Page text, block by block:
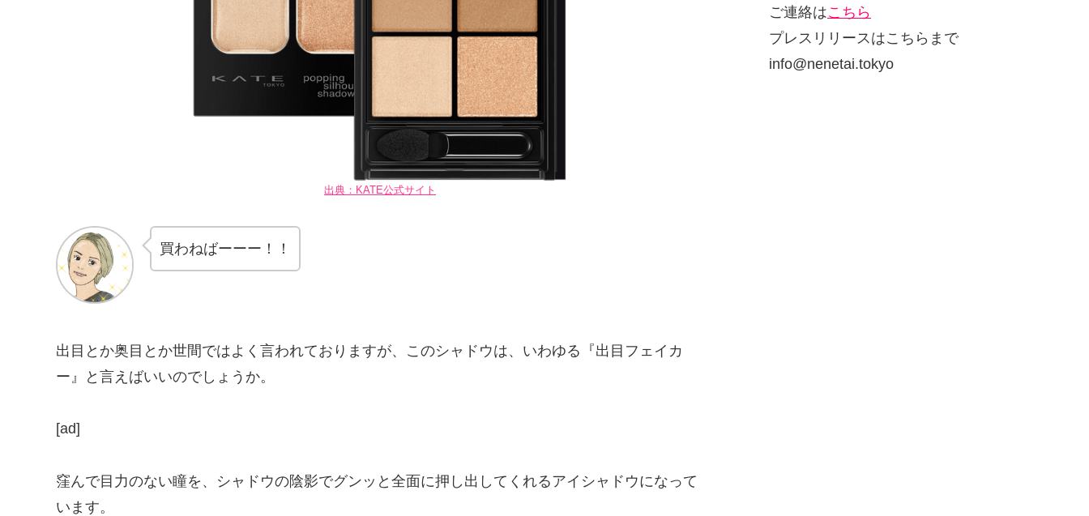
出典：KATE公式サイト
買わねばーーー！！
出目とか奥目とか世間ではよく言われておりますが、このシャドウは、いわゆる『出目フェイカ
ー』と言えばいいのでしょうか。
[ad]
窪んで目力のない瞳を、シャドウの陰影でグンッと全面に押し出してくれるアイシャドウになって
います。
ご連絡はこちら
プレスリリースはこちらまで
info@nenetai.tokyo